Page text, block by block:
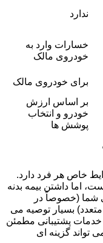
ندارد
خسارات وارد به
خودروی مالک
برای خودروی مالک
بر اساس ارزش
خودرو و انتخاب
پوشش ها
خاص هر فرد دارد.
اما داشتن بیمه بدنه
شما (خصوصاً در
بسیار توصیه می
پشتیبانی مطمئن
تواند گزینه ای